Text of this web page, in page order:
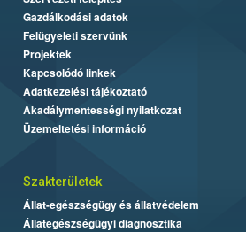
Gazdálkodási adatok
Felügyeleti szervünk
Projektek
Kapcsolódó linkek
Adatkezelési tájékoztató
Akadálymentességi nyilatkozat
Üzemeltetési információ
Szakterületek
Állat-egészségügy és állatvédelem
Állategészségügyi diagnosztika